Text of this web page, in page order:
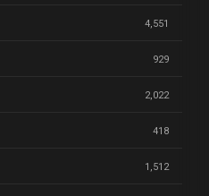
4,551
929
2,022
418
1,512